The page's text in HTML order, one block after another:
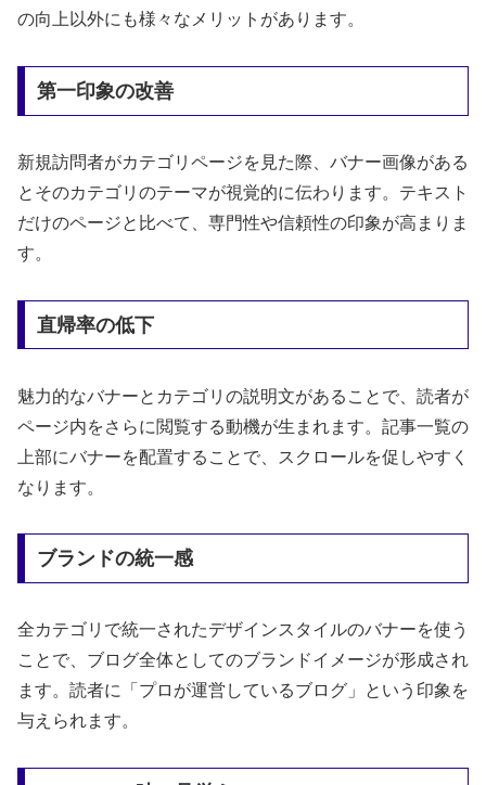
の向上以外にも様々なメリットがあります。
第一印象の改善
新規訪問者がカテゴリページを見た際、バナー画像がある
とそのカテゴリのテーマが視覚的に伝わります。テキスト
だけのページと比べて、専門性や信頼性の印象が高まりま
す。
直帰率の低下
魅力的なバナーとカテゴリの説明文があることで、読者が
ページ内をさらに閲覧する動機が生まれます。記事一覧の
上部にバナーを配置することで、スクロールを促しやすく
なります。
ブランドの統一感
全カテゴリで統一されたデザインスタイルのバナーを使う
ことで、ブログ全体としてのブランドイメージが形成され
ます。読者に「プロが運営しているブログ」という印象を
与えられます。